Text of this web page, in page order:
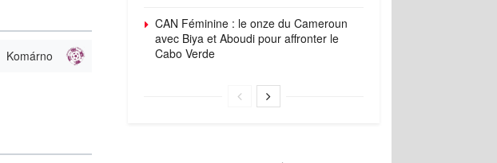
Komárno
CAN Féminine : le onze du Cameroun
avec Biya et Aboudi pour affronter le
Cabo Verde